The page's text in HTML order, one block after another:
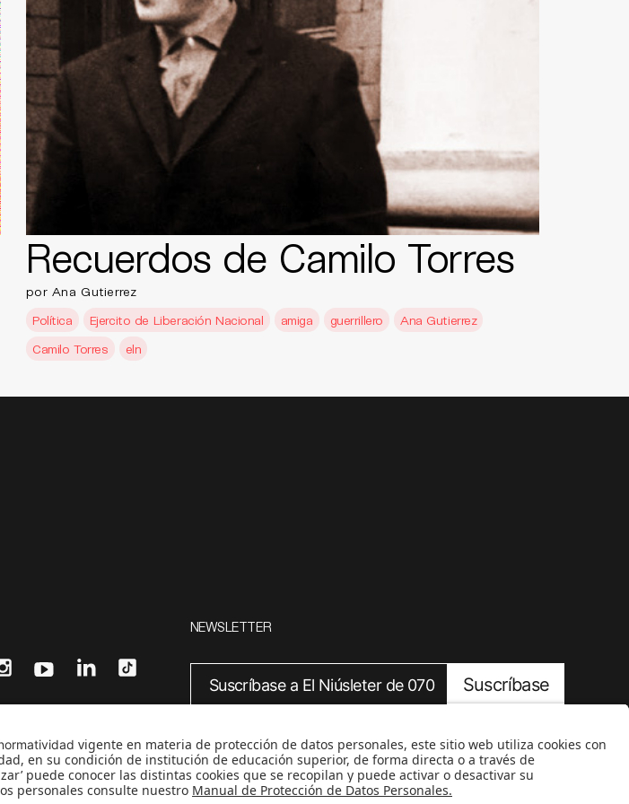
Recuerdos de Camilo Torres
por Ana Gutierrez
Política
Ejercito de Liberación Nacional amiga guerrillero
Ana Gutierrez
Camilo Torres
eln
NEWSLETTER
Suscríbase